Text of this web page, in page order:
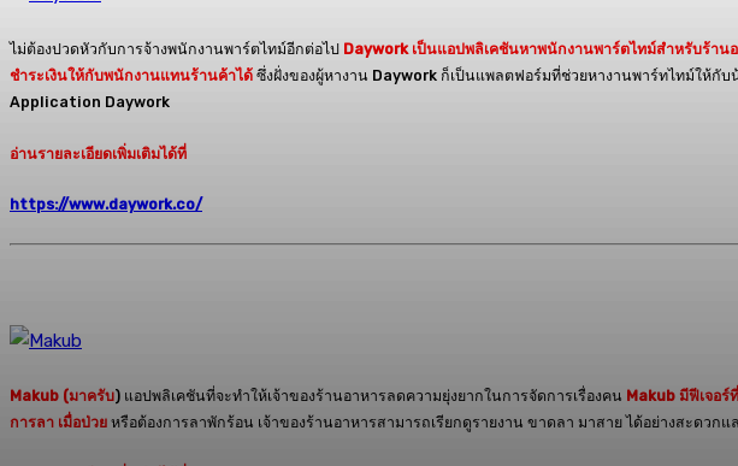
ไม่ต้องปวดหัวกับการจ้างพนักงานพาร์ตไทม์อีกต่อไป Daywork เป็นแอปพลิเคชันหาพนักงานพาร์ตไทม์สำหรับร้า
ชำระเงินให้กับพนักงานแทนร้านค้าได้ ซึ่งฝั่งของผู้หางาน Daywork ก็เป็นแพลตฟอร์มที่ช่วยหางานพาร์ทไทม์ให้กับ
Application Daywork
อ่านรายละเอียดเพิ่มเติมได้ที่
https://www.daywork.co/
Makub (มาครับ) แอปพลิเคชันที่จะทำให้เจ้าของร้านอาหารลดความยุ่งยากในการจัดการเรื่องคน Makub มีฟีเจอร์
การลา เมื่อป่วย หรือต้องการลาพักร้อน เจ้าของร้านอาหารสามารถเรียกดูรายงาน ขาดลา มาสาย ได้อย่างสะดว